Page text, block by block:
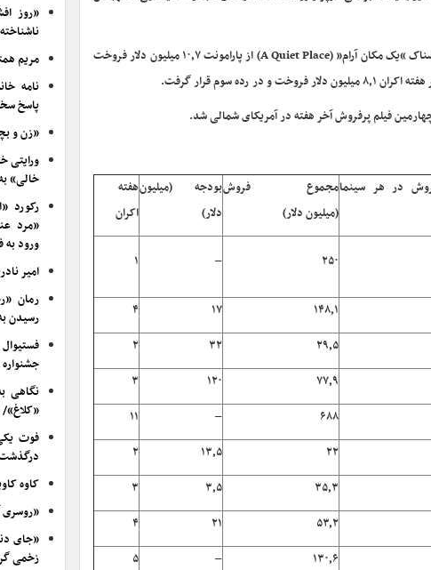
در میان فیلم‌هایی که از هفته‌های قبل روی پرده سینماهای آمریکای شمالی بودند، فیلم ترسناک “یک مکان آرام” (A Quiet Place) از پارامونت ۱۰٫۷ میلیون دلار فروخت
در هر سینمامجموع فروش
(میلیون دلار)
بودجه (میلیون
دلار)
هفته
اکران
۲۵۰ – ۱
۱۴۸٫۱ ۱۷
۴
۲۹٫۵ ۳۲
۲
۷۷٫۹ ۱۲۰
۳
۶۸۸ –
۱۱
۲۲ ۱۳٫۵
۲
۳۵٫۳ ۳٫۵
۳
۵۳٫۲ ۲۱
۴
۱۳۰٫۶ –
۵
«روز
مریم
نامه
پاسخ
«زن و
ورایتی
خالی»
رکورد
«مرد
ورود
امیر
رمان
رسیدن
نگاهی
فوت
کاوه
«روسری
«جای
زخمی